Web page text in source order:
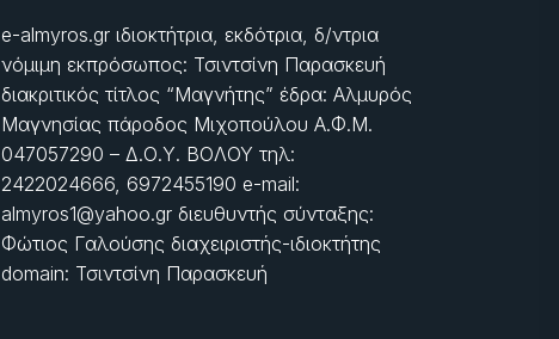
e-almyros.gr ιδιοκτήτρια, εκδότρια, δ/ντρια
νόμιμη εκπρόσωπος: Τσιντσίνη Παρασκευή
διακριτικός τίτλος “Μαγνήτης” έδρα: Αλμυρός
Μαγνησίας πάροδος Μιχοπούλου Α.Φ.Μ.
047057290 – Δ.Ο.Υ. ΒΟΛΟΥ τηλ:
2422024666, 6972455190 e-mail:
almyros1@yahoo.gr διευθυντής σύνταξης:
Φώτιος Γαλούσης διαχειριστής-ιδιοκτήτης
domain: Τσιντσίνη Παρασκευή